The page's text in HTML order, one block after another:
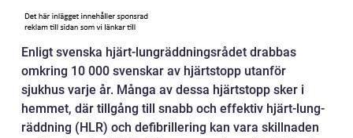
Enligt svenska hjärt-lungräddningsrådet drabbas
omkring 10 000 svenskar av hjärtstopp utanför
sjukhus varje år. Många av dessa hjärtstopp sker i
hemmet, där tillgång till snabb och effektiv hjärt-lung-
räddning (HLR) och defibrillering kan vara skillnaden